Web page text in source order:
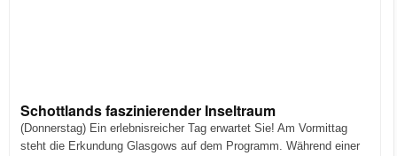
Schottlands faszinierender Inseltraum
(Donnerstag) Ein erlebnisreicher Tag erwartet Sie! Am Vormittag
steht die Erkundung Glasgows auf dem Programm. Während einer